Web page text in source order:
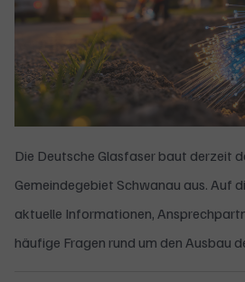
Die Deutsche Glasfaser baut derzeit
Gemeindegebiet Schwanau aus. Auf
aktuelle Informationen,
häufige Fragen rund um den Ausbau